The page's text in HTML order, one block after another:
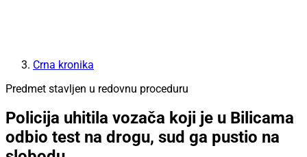
Crna kronika
Predmet stavljen u redovnu proceduru
Policija uhitila vozača koji je u Bilicama
odbio test na drogu, sud ga pustio na